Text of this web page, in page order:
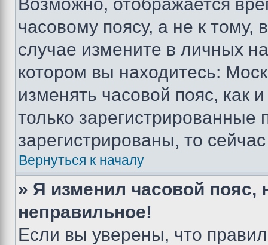
часовому поясу, а не к тому,
случае измените в личных
котором вы находитесь:
изменять часовой пояс, как
только
зарегистрированы, то
Вернуться к началу
» Я изменил часовой пояс,
неправильное!
Если вы уверены, что